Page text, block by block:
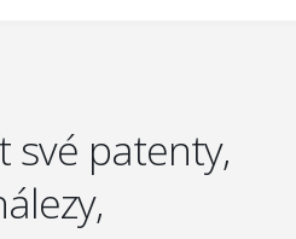
své patenty,